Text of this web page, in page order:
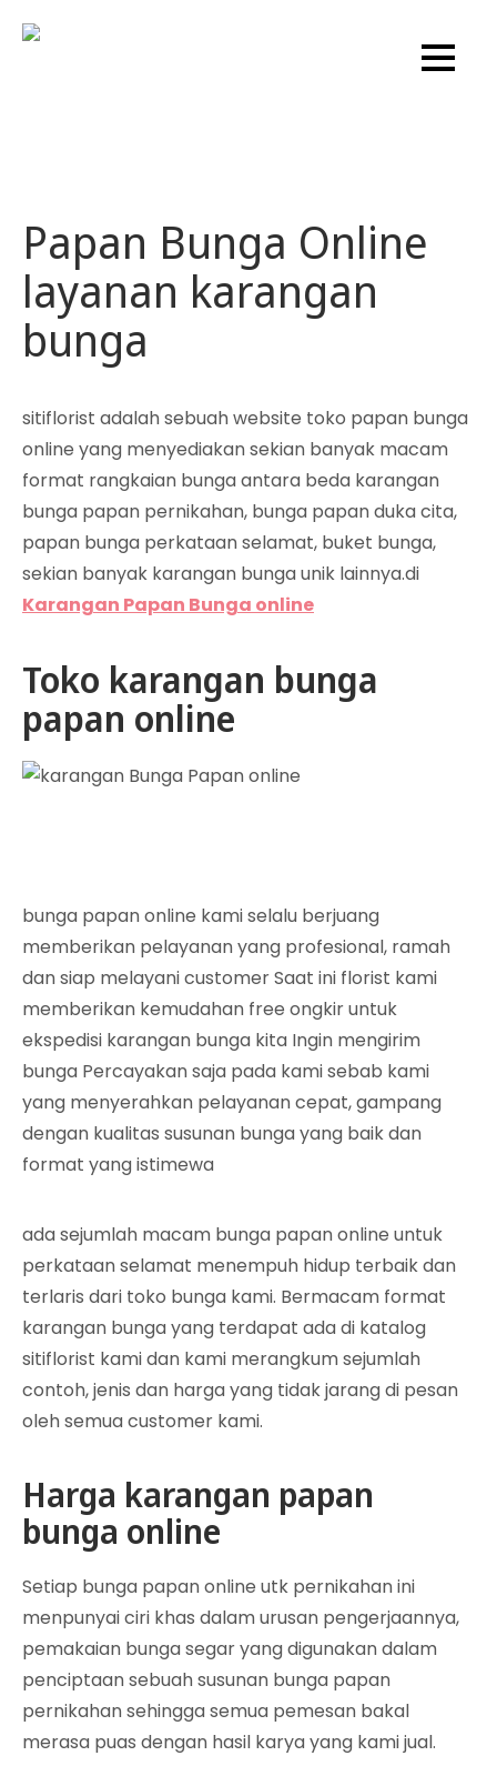
Papan Bunga Online
layanan karangan
bunga
sitiflorist adalah sebuah website toko papan bunga
online yang menyediakan sekian banyak macam
format rangkaian bunga antara beda karangan
bunga papan pernikahan, bunga papan duka cita,
papan bunga perkataan selamat, buket bunga,
sekian banyak karangan bunga unik lainnya.di
Karangan Papan Bunga online
Toko karangan bunga
papan online
bunga papan online kami selalu berjuang
memberikan pelayanan yang profesional, ramah
dan siap melayani customer Saat ini florist kami
memberikan kemudahan free ongkir untuk
ekspedisi karangan bunga kita Ingin mengirim
bunga Percayakan saja pada kami sebab kami
yang menyerahkan pelayanan cepat, gampang
dengan kualitas susunan bunga yang baik dan
format yang istimewa
ada sejumlah macam bunga papan online untuk
perkataan selamat menempuh hidup terbaik dan
terlaris dari toko bunga kami. Bermacam format
karangan bunga yang terdapat ada di katalog
sitiflorist kami dan kami merangkum sejumlah
contoh, jenis dan harga yang tidak jarang di pesan
oleh semua customer kami.
Harga karangan papan
bunga online
Setiap bunga papan online utk pernikahan ini
menpunyai ciri khas dalam urusan pengerjaannya,
pemakaian bunga segar yang digunakan dalam
penciptaan sebuah susunan bunga papan
pernikahan sehingga semua pemesan bakal
merasa puas dengan hasil karya yang kami jual.